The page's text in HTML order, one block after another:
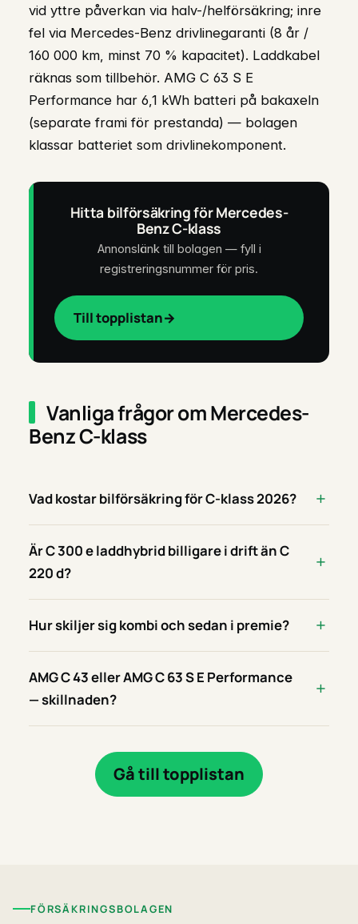
vid yttre påverkan via halv-/helförsäkring; inre
fel via Mercedes-Benz drivlinegaranti (8 år /
160 000 km, minst 70 % kapacitet). Laddkabel
räknas som tillbehör. AMG C 63 S E
Performance har 6,1 kWh batteri på bakaxeln
(separate frami för prestanda) — bolagen
klassar batteriet som drivlinekomponent.
Hitta bilförsäkring för Mercedes-
Benz C-klass
Annonslänk till bolagen — fyll i
registreringsnummer för pris.
Till topplistan
Vanliga frågor om Mercedes-
Benz C-klass
Vad kostar bilförsäkring för C-klass 2026?
Är C 300 e laddhybrid billigare i drift än C
220 d?
Hur skiljer sig kombi och sedan i premie?
AMG C 43 eller AMG C 63 S E Performance
— skillnaden?
Gå till topplistan
FÖRSÄKRINGSBOLAGEN